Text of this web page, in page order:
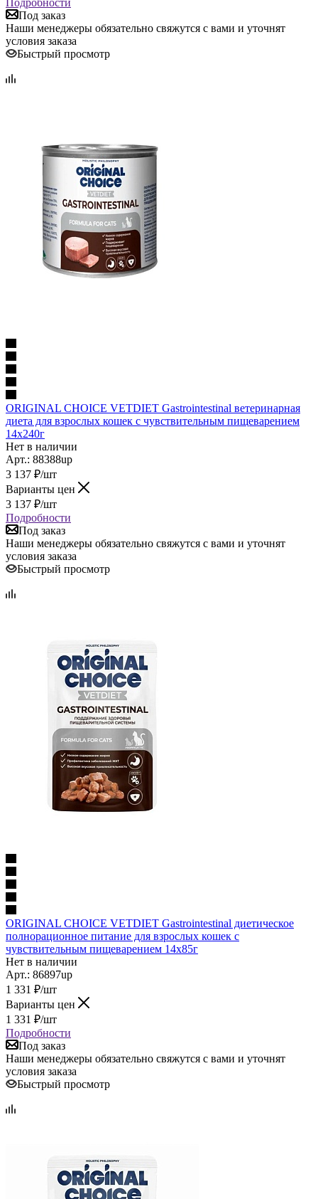
Под заказ
Наши менеджеры обязательно свяжутся с вами и уточнят
условия заказа
Быстрый просмотр
ORIGINAL CHOICE VETDIET Gastrointestinal ветеринарная
диета для взрослых кошек с чувствительным пищеварением
14х240г
Нет в наличии
Арт.: 88388up
3 137 ₽/шт
Варианты цен
3 137 ₽/шт
Подробности
Под заказ
Наши менеджеры обязательно свяжутся с вами и уточнят
условия заказа
Быстрый просмотр
ORIGINAL CHOICE VETDIET Gastrointestinal диетическое
полнорационное питание для взрослых кошек с
чувствительным пищеварением 14х85г
Нет в наличии
Арт.: 86897up
1 331 ₽/шт
Варианты цен
1 331 ₽/шт
Подробности
Под заказ
Наши менеджеры обязательно свяжутся с вами и уточнят
условия заказа
Быстрый просмотр